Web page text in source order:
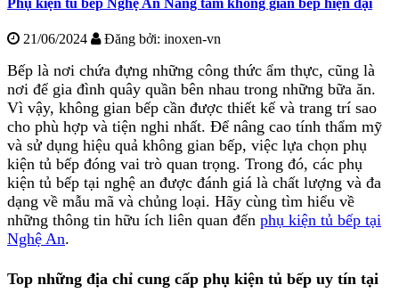
Phụ kiện tủ bếp Nghệ An Nâng tầm không gian bếp hiện đại
21/06/2024 Đăng bởi: inoxen-vn
Bếp là nơi chứa đựng những công thức ẩm thực, cũng là
nơi để gia đình quây quần bên nhau trong những bữa ăn.
Vì vậy, không gian bếp cần được thiết kế và trang trí sao
cho phù hợp và tiện nghi nhất. Để nâng cao tính thẩm mỹ
và sử dụng hiệu quả không gian bếp, việc lựa chọn phụ
kiện tủ bếp đóng vai trò quan trọng. Trong đó, các phụ
kiện tủ bếp tại nghệ an được đánh giá là chất lượng và đa
dạng về mẫu mã và chủng loại. Hãy cùng tìm hiểu về
những thông tin hữu ích liên quan đến phụ kiện tủ bếp tại
Nghệ An.
Top những địa chỉ cung cấp phụ kiện tủ bếp uy tín tại